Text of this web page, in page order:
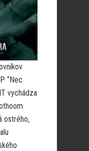
“Nec
vychádza
ostrého,